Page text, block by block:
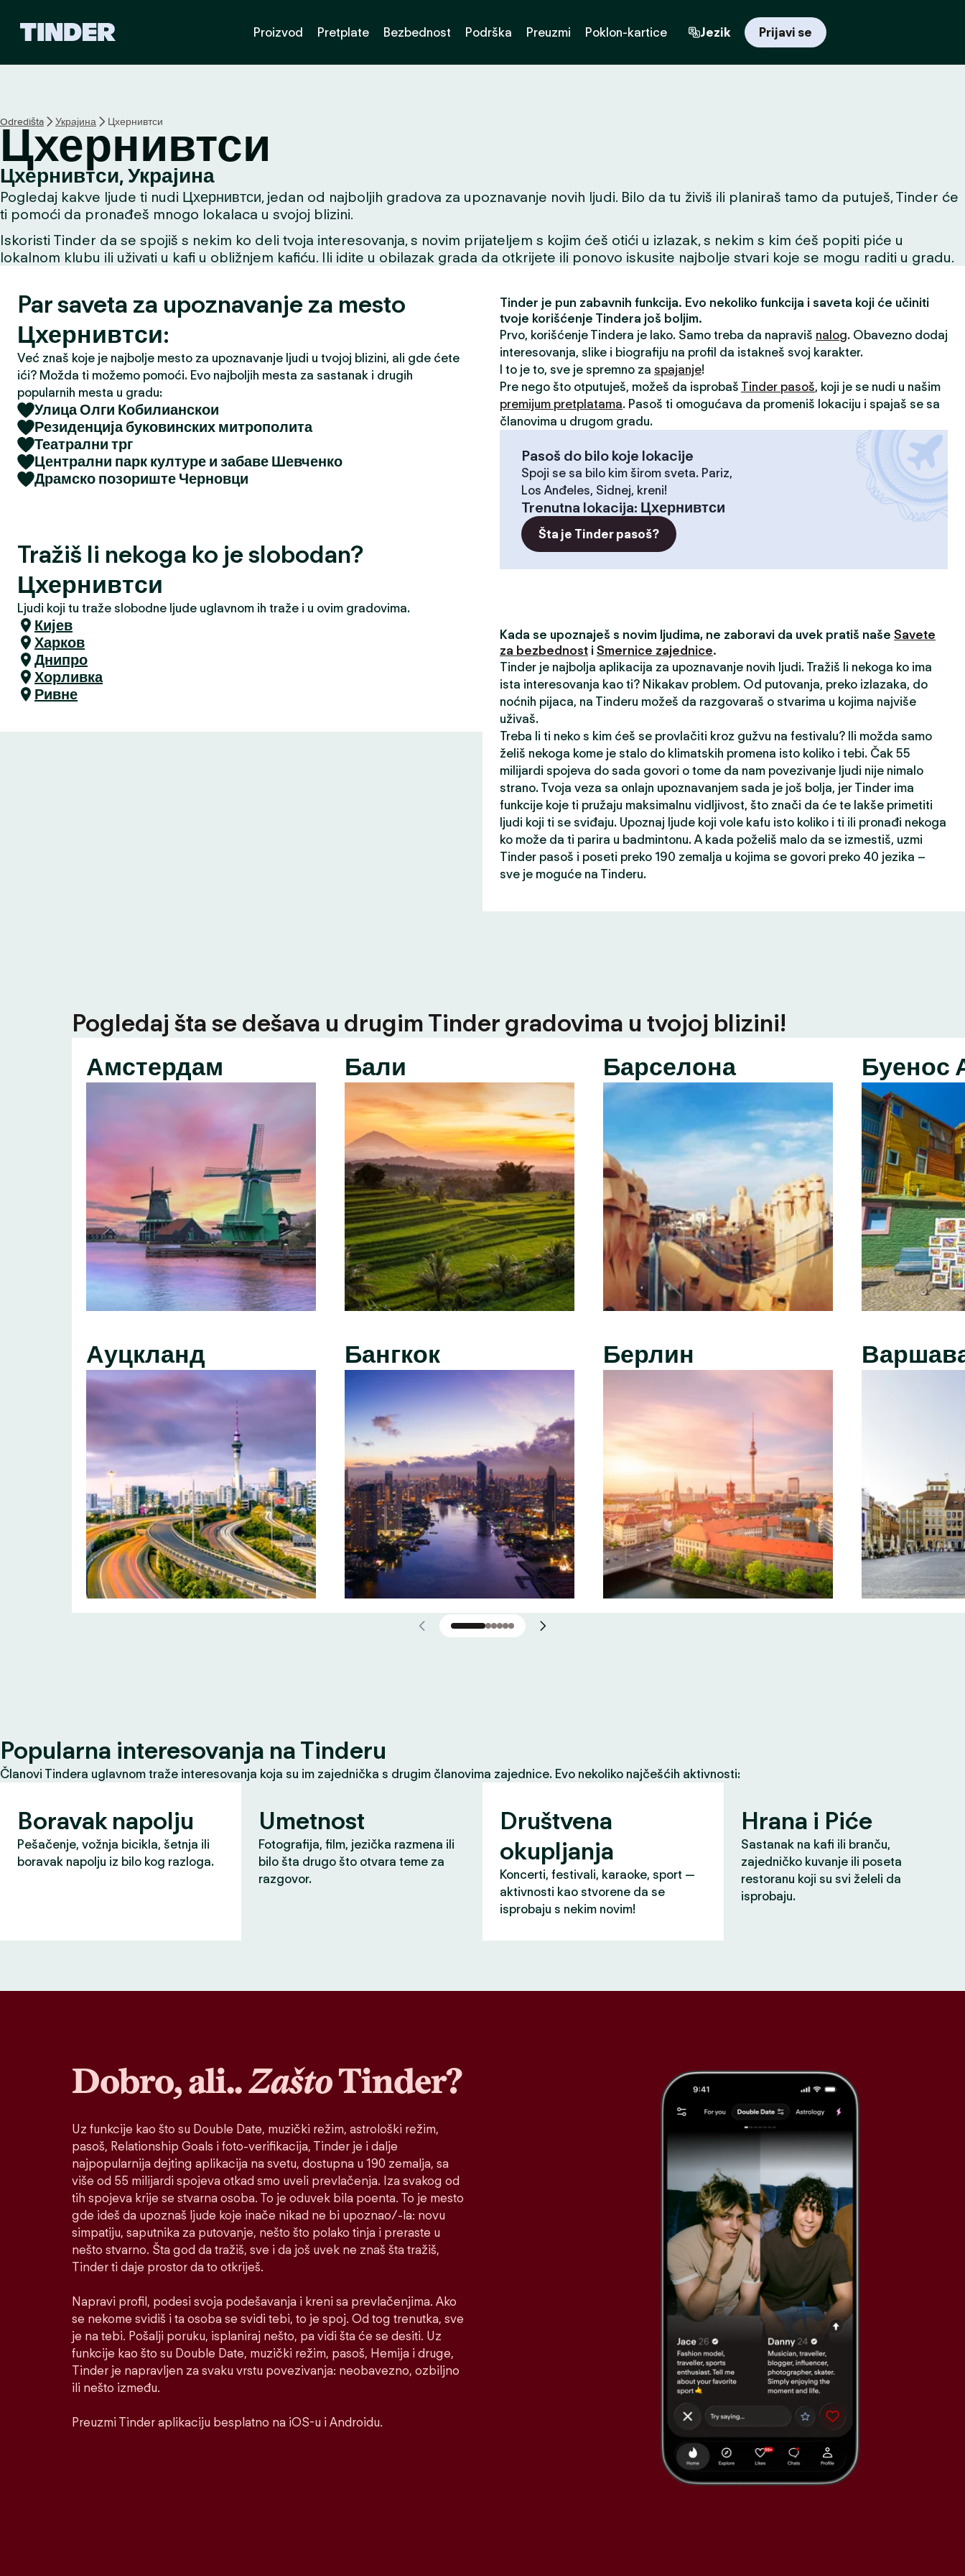
p
o
č
t
n
a
t
r
i
c
a
Proizvod Pretplate Bezbednost Podrška Preuzmi Poklon-kartice Jezik Prijavi se
Odredišta Украјина Цхернивтси
Цхернивтси
Цхернивтси, Украјина
Pogledaj kakve ljude ti nudi Цхернивтси, jedan od najboljih gradova za upoznavanje novih ljudi. Bilo da tu živiš ili planiraš tamo da putuješ, Tinder će
ti pomoći da pronađeš mnogo lokalaca u svojoj blizini.
Iskoristi Tinder da se spojiš s nekim ko deli tvoja interesovanja, s novim prijateljem s kojim ćeš otići u izlazak, s nekim s kim ćeš popiti piće u
lokalnom klubu ili uživati u kafi u obližnjem kafiću. Ili idite u obilazak grada da otkrijete ili ponovo iskusite najbolje stvari koje se mogu raditi u gradu.
Par saveta za upoznavanje za mesto
Цхернивтси:
Već znaš koje je najbolje mesto za upoznavanje ljudi u tvojoj blizini, ali gde ćete
ići? Možda ti možemo pomoći. Evo najboljih mesta za sastanak i drugih
popularnih mesta u gradu:
Улица Олги Кобилианскои
Резиденција буковинских митрополита
Театрални трг
Централни парк културе и забаве Шевченко
Драмско позориште Черновци
Tražiš li nekoga ko je slobodan?
Цхернивтси
Ljudi koji tu traže slobodne ljude uglavnom ih traže i u ovim gradovima.
Кијев
Харков
Днипро
Хорливка
Ривне
Tinder je pun zabavnih funkcija. Evo nekoliko funkcija i saveta koji će učiniti
tvoje korišćenje Tindera još boljim.
Prvo, korišćenje Tindera je lako. Samo treba da napraviš nalog. Obavezno dodaj
interesovanja, slike i biografiju na profil da istakneš svoj karakter.
I to je to, sve je spremno za spajanje!
Pre nego što otputuješ, možeš da isprobaš Tinder pasoš, koji je se nudi u našim
premijum pretplatama. Pasoš ti omogućava da promeniš lokaciju i spajaš se sa
članovima u drugom gradu.
Pasoš do bilo koje lokacije
Spoji se sa bilo kim širom sveta. Pariz,
Los Anđeles, Sidnej, kreni!
Trenutna lokacija: Цхернивтси
Šta je Tinder pasoš?
Kada se upoznaješ s novim ljudima, ne zaboravi da uvek pratiš naše Savete
za bezbednost i Smernice zajednice.
Tinder je najbolja aplikacija za upoznavanje novih ljudi. Tražiš li nekoga ko ima
ista interesovanja kao ti? Nikakav problem. Od putovanja, preko izlazaka, do
noćnih pijaca, na Tinderu možeš da razgovaraš o stvarima u kojima najviše
uživaš.
Treba li ti neko s kim ćeš se provlačiti kroz gužvu na festivalu? Ili možda samo
želiš nekoga kome je stalo do klimatskih promena isto koliko i tebi. Čak 55
milijardi spojeva do sada govori o tome da nam povezivanje ljudi nije nimalo
strano. Tvoja veza sa onlajn upoznavanjem sada je još bolja, jer Tinder ima
funkcije koje ti pružaju maksimalnu vidljivost, što znači da će te lakše primetiti
ljudi koji ti se sviđaju. Upoznaj ljude koji vole kafu isto koliko i ti ili pronađi nekoga
ko može da ti parira u badmintonu. A kada poželiš malo da se izmestiš, uzmi
Tinder pasoš i poseti preko 190 zemalja u kojima se govori preko 40 jezika –
sve je moguće na Tinderu.
Pogledaj šta se dešava u drugim Tinder gradovima u tvojoj blizini!
Амстердам
Ауцкланд
Бали
Бангкок
Барселона
Берлин
Буенос
Popularna interesovanja na Tinderu
Članovi Tindera uglavnom traže interesovanja koja su im zajednička s drugim članovima zajednice. Evo nekoliko najčešćih aktivnosti:
Boravak napolju
Pešačenje, vožnja bicikla, šetnja ili
boravak napolju iz bilo kog razloga.
Umetnost
Fotografija, film, jezička razmena ili
bilo šta drugo što otvara teme za
razgovor.
Društvena
okupljanja
Koncerti, festivali, karaoke, sport —
aktivnosti kao stvorene da se
isprobaju s nekim novim!
Hrana i Piće
Sastanak na kafi ili branču,
zajedničko kuvanje ili poseta
restoranu koji su svi želeli da
isprobaju.
Dobro, ali..ZaštoTinder?
Uz funkcije kao što su Double Date, muzički režim, astrološki režim,
pasoš, Relationship Goals i foto-verifikacija, Tinder je i dalje
najpopularnija dejting aplikacija na svetu, dostupna u 190 zemalja, sa
više od 55 milijardi spojeva otkad smo uveli prevlačenja. Iza svakog od
tih spojeva krije se stvarna osoba. To je oduvek bila poenta. To je mesto
gde ideš da upoznaš ljude koje inače nikad ne bi upoznao/-la: novu
simpatiju, saputnika za putovanje, nešto što polako tinja i preraste u
nešto stvarno. Šta god da tražiš, sve i da još uvek ne znaš šta tražiš,
Tinder ti daje prostor da to otkriješ.
Napravi profil, podesi svoja podešavanja i kreni sa prevlačenjima. Ako
se nekome svidiš i ta osoba se svidi tebi, to je spoj. Od tog trenutka, sve
je na tebi. Pošalji poruku, isplaniraj nešto, pa vidi šta će se desiti. Uz
funkcije kao što su Double Date, muzički režim, pasoš, Hemija i druge,
Tinder je napravljen za svaku vrstu povezivanja: neobavezno, ozbiljno
ili nešto između.
Preuzmi Tinder aplikaciju besplatno na iOS-u i Androidu.